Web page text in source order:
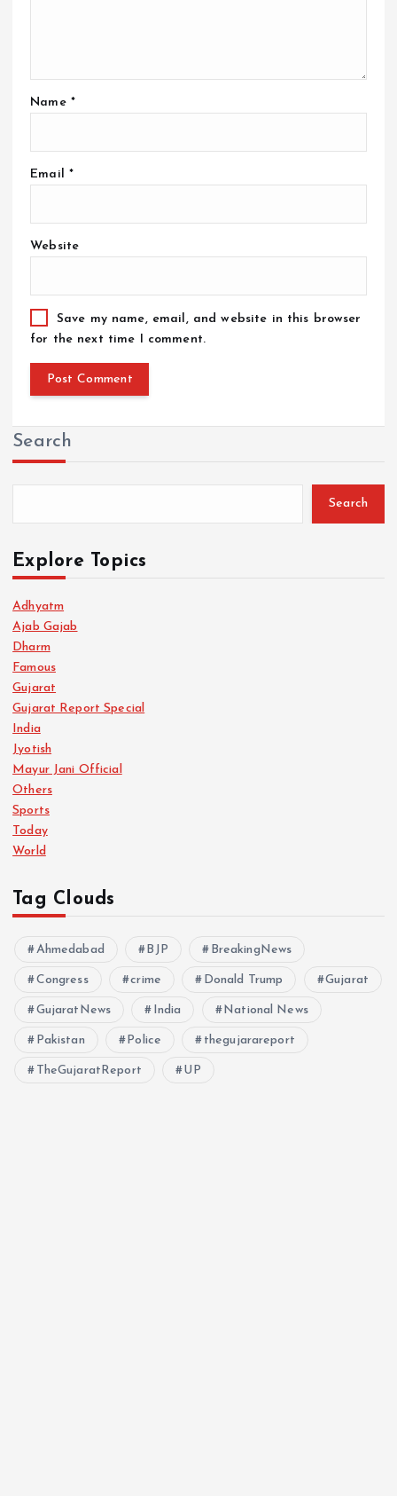
Name *
Email *
Website
Save my name, email, and website in this browser
for the next time I comment.
Search
Search
Explore Topics
Adhyatm
Ajab Gajab
Dharm
Famous
Gujarat
Gujarat Report Special
India
Jyotish
Mayur Jani Official
Others
Sports
Today
World
Tag Clouds
Ahmedabad BJP BreakingNews
Congress crime Donald Trump Gujarat
GujaratNews India National News
Pakistan Police thegujarareport
TheGujaratReport UP